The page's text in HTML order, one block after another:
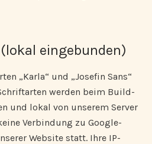
eingebunden)
„Karla“ und „Josefin Sans“
werden beim Build-
und lokal von unserem Server
Verbindung zu Google-
Website statt. Ihre IP-